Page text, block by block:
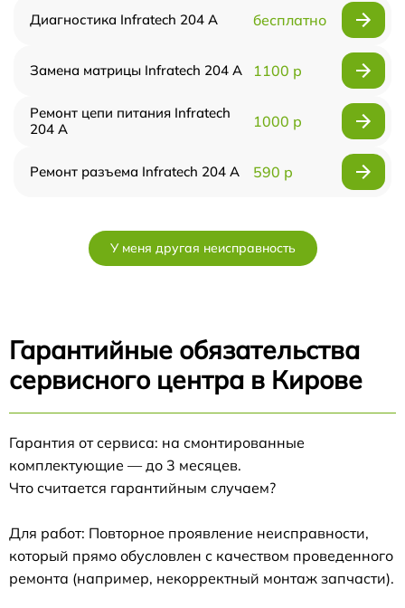
Диагностика Infratech 204 А бесплатно
Замена матрицы Infratech 204 А 1100 р
Ремонт цепи питания Infratech
204 А
1000 р
Ремонт разъема Infratech 204 А 590 р
У меня другая неисправность
Гарантийные обязательства
сервисного центра в Кирове
Гарантия от сервиса: на смонтированные
комплектующие — до 3 месяцев.
Что считается гарантийным случаем?
Для работ: Повторное проявление неисправности,
который прямо обусловлен с качеством проведенного
ремонта (например, некорректный монтаж запчасти).